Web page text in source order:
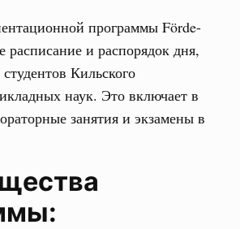
программы Förde-
расписание и распорядок дня,
Кильского
наук. Это включает в
занятия и экзамены в